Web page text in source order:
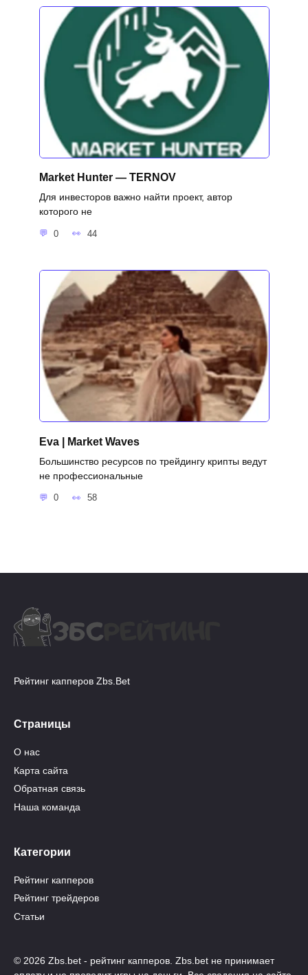
Market Hunter — TERNOV
Для инвесторов важно найти проект, автор
которого не
0 44
Eva | Market Waves
Большинство ресурсов по трейдингу крипты ведут
не профессиональные
0 58
Рейтинг капперов Zbs.Bet
Страницы
О нас
Карта сайта
Обратная связь
Наша команда
Категории
Рейтинг капперов
Рейтинг трейдеров
Статьи
© 2026 Zbs.bet - рейтинг капперов. Zbs.bet не принимает